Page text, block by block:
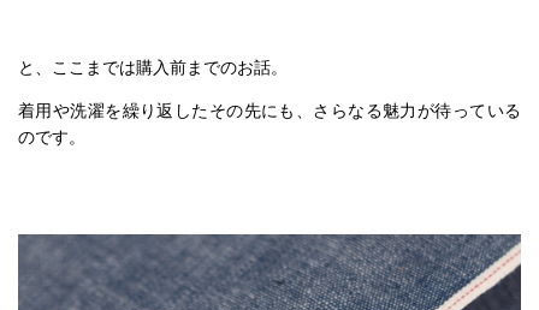
と、ここまでは購入前までのお話。
着用や洗濯を繰り返したその先にも、さらなる魅力が待っている
のです。